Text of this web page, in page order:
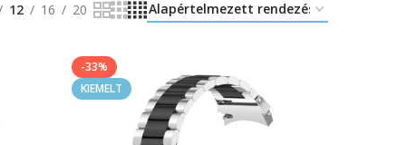
12 16 20
-33%
KIEMELT